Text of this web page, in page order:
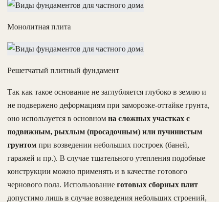
Монолитная плита
Решетчатый плитный фундамент
Так как такое основание не заглубляется глубоко в землю и
не подвержено деформациям при заморозке-оттайке грунта,
оно используется в основном на сложных участках с
подвижным, рыхлым (просадочным) или пучинистым
грунтом при возведении небольших построек (баней,
гаражей и пр.). В случае тщательного утепления подобные
конструкции можно применять и в качестве готового
чернового пола. Использование готовых сборных плит
допустимо лишь в случае возведения небольших строений,